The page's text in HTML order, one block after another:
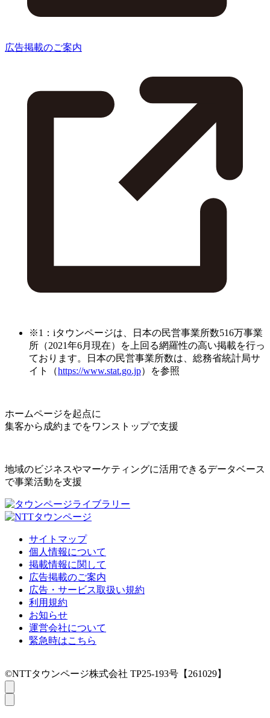
広告掲載のご案内
※1：iタウンページは、日本の民営事業所数516万事業
所（2021年6月現在）を上回る網羅性の高い掲載を行っ
ております。日本の民営事業所数は、総務省統計局サ
イト（https://www.stat.go.jp）を参照
ホームページを起点に
集客から成約までをワンストップで支援
地域のビジネスやマーケティングに活用できるデータベース
で事業活動を支援
サイトマップ
個人情報について
掲載情報に関して
広告掲載のご案内
広告・サービス取扱い規約
利用規約
お知らせ
運営会社について
緊急時はこちら
©NTTタウンページ株式会社 TP25-193号【261029】